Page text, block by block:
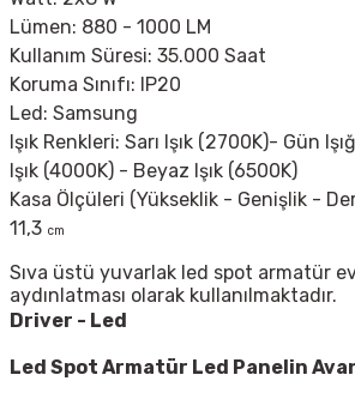
Lümen: 880 - 1000 LM
Kullanım Süresi: 35.000 Saat
Koruma Sınıfı: IP20
Led: Samsung
Işık Renkleri: Sarı Işık (2700K)- Gün
Işık (4000K) - Beyaz Işık (6500K)
Kasa Ölçüleri (Yükseklik - Genişlik -
11,3 cm
Sıva üstü yuvarlak led spot armatür
aydınlatması olarak kullanılmaktadır.
Driver - Led
Led Spot Armatür Led Panelin